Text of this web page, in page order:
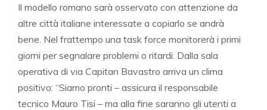
Il modello romano sarà osservato con attenzione da
altre città italiane interessate a copiarlo se andrà
bene. Nel frattempo una task force monitorerà i primi
giorni per segnalare problemi o ritardi. Dalla sala
operativa di via Capitan Bavastro arriva un clima
positivo: “Siamo pronti – assicura il responsabile
tecnico Mauro Tisi – ma alla fine saranno gli utenti a